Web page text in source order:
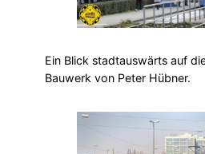
Ein Blick stadtauswärts auf
Bauwerk von Peter Hübner.